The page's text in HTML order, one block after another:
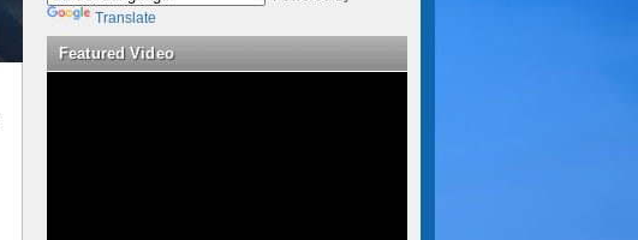
Translate
Featured Video